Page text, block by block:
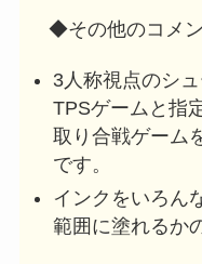
◆その他のコメ
3人称視点のシ
TPSゲームと指
取り合戦ゲーム
です。
インクをいろん
範囲に塗れるか